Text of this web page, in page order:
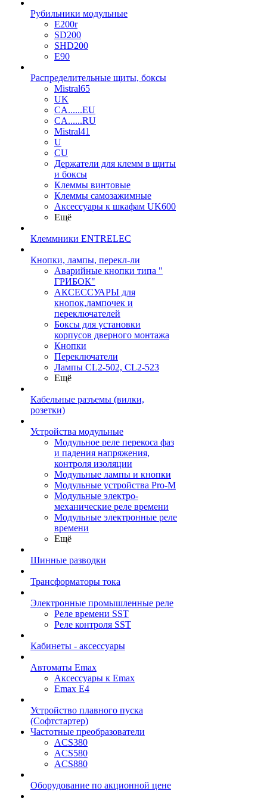
Рубильники модульные
E200r
SD200
SHD200
E90
Распределительные щиты, боксы
Mistral65
UK
CA......EU
CA......RU
Mistral41
U
CU
Держатели для клемм в щиты
и боксы
Клеммы винтовые
Клеммы самозажимные
Аксессуары к шкафам UK600
Ещё
Клеммники ENTRELEC
Кнопки, лампы, перекл-ли
Аварийные кнопки типа "
ГРИБОК"
АКСЕССУАРЫ для
кнопок,лампочек и
переключателей
Боксы для установки
корпусов дверного монтажа
Кнопки
Переключатели
Лампы CL2-502, CL2-523
Ещё
Кабельные разъемы (вилки,
розетки)
Устройства модульные
Модульное реле перекоса фаз
и падения напряжения,
контроля изоляции
Модульные лампы и кнопки
Модульные устройства Pro-M
Модульные электро-
механические реле времени
Модульные электронные реле
времени
Ещё
Шинные разводки
Трансформаторы тока
Электронные промышленные реле
Реле времени SST
Реле контроля SST
Кабинеты - аксессуары
Автоматы Emax
Аксессуары к Emax
Emax E4
Устройство плавного пуска
(Софтстартер)
Частотные преобразователи
ACS380
ACS580
ACS880
Оборудование по акционной цене